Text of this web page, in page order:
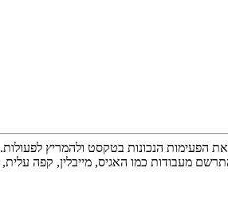
הפעימות הנכונות בטקסט ולהמריץ לפעולות.